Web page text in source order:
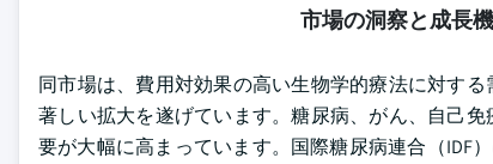
市場の洞察と成長
同市場は、費用対効果の高い生物学的療法に対す
著しい拡大を遂げています。糖尿病、がん、自己
要が大幅に高まっています。国際糖尿病連合（IDF